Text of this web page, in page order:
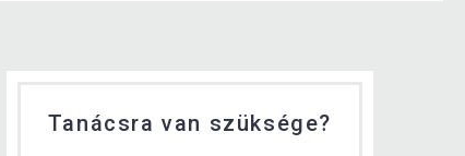
Tanácsra van szüksége?